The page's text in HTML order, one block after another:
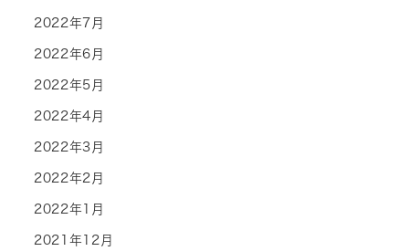
2022年7月
2022年6月
2022年5月
2022年4月
2022年3月
2022年2月
2022年1月
2021年12月